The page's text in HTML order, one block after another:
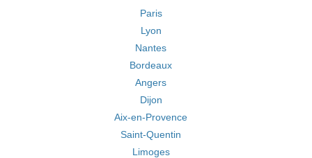
Paris
Lyon
Nantes
Bordeaux
Angers
Dijon
Aix-en-Provence
Saint-Quentin
Limoges